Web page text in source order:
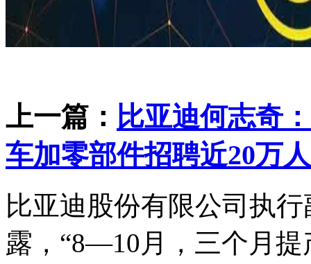
上一篇： 比亚迪何志奇
车加零部件招聘近20万人
比亚迪股份有限公司执
露，“8—10月，三个月